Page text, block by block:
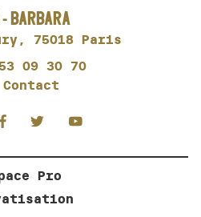
BARBARA
75018 Paris
09 30 70
Contact
Pro